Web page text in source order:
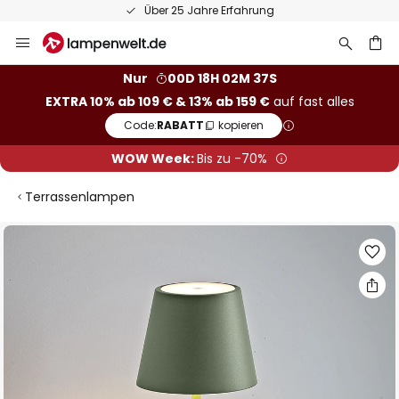
Über 25 Jahre Erfahrung
Inhalt
Nur
00D 18H 02M 37S
EXTRA 10% ab 109 € & 13% ab 159 €auf fast alles
Code:RABATT kopieren
WOW Week:Bis zu -70%
Terrassenlampen
Zum
der